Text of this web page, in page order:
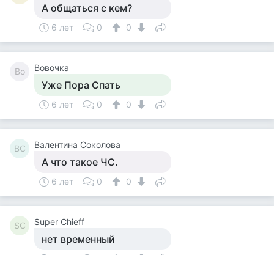
А общаться с кем?
6 лет 0 0
Во Вовочка
Уже Пора Спать
6 лет 0 0
ВС Валентина Соколова
А что такое ЧС.
6 лет 0 0
SС Super Сhieff
нет временный